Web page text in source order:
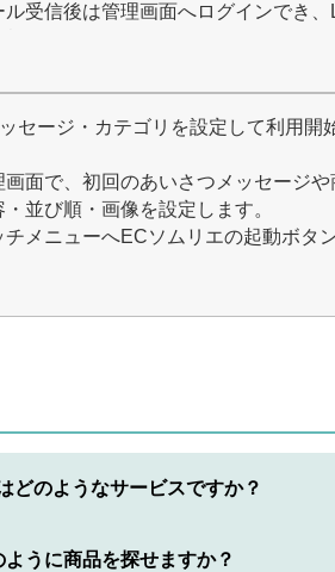
ル受信後は管理画面へログインでき
セージ・カテゴリを設定して利用開
画面で、初回のあいさつメッセージ
・並び順・画像を設定します。
チメニューへECソムリエの起動ボタ
どのようなサービスですか？
うに商品を探せますか？